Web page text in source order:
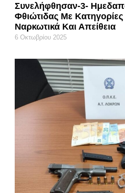
Συνελήφθησαν-3-
Φθιώτιδας Με
Ναρκωτικά Και Απείθεια
6 Οκτωβρίου 2025